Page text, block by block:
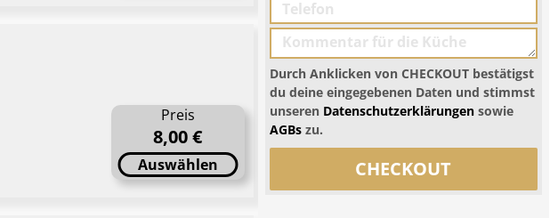
Preis
8,00 €
Auswählen
Durch Anklicken von CHECKOUT bestätigst
du deine eingegebenen Daten und stimmst
unseren Datenschutzerklärungensowie
AGBszu.
CHECKOUT